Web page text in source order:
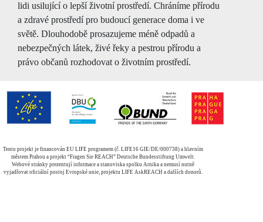
lidi usilující o lepší životní prostředí. Chráníme přírodu
a zdravé prostředí pro budoucí generace doma i ve
světě. Dlouhodobě prosazujeme méně odpadů a
nebezpečných látek, živé řeky a pestrou přírodu a
právo občanů rozhodovat o životním prostředí.
Tento projekt je financován EU LIFE programem (č. LIFE16 GIE/DE/000738) a hlavním
městem Prahou a projekt “Fragen Sie REACH” Deutsche Bundesstiftung Umwelt.
Webové stránky prezentují informace a stanoviska spolku Arnika a nemusí nutně
vyjadřovat oficiální postoj Evropské unie, projektu LIFE AskREACH a dalších donorů.